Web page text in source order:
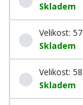
Skladem
Velikost: 57
Skladem
Velikost: 58
Skladem